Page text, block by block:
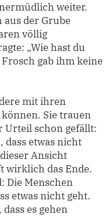
weiter.
der Grube
völlig
„Wie hast du
Frosch gab ihm keine
mit ihren
Sie trauen
Urteil schon gefällt:
dass etwas nicht
Ansicht
wirklich das Ende.
Die Menschen
etwas nicht geht.
es gehen